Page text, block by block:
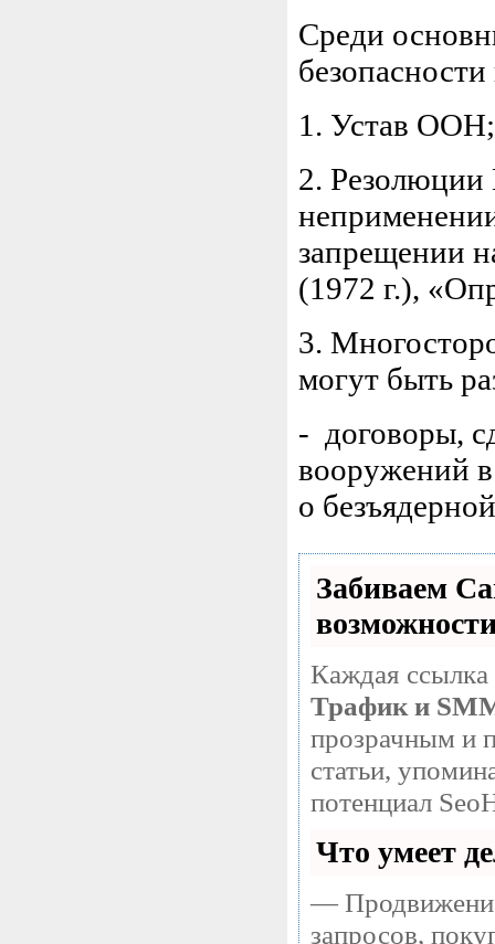
Среди
1. Устав ООН;
2.
запрещении
(1972 г.),
3.
могут быть
- договоры,
вооружений
о
Забиваем
Каждая ссылка
Трафик и
прозрачным и
статьи,
потенциал
Что умеет
—
запросов,